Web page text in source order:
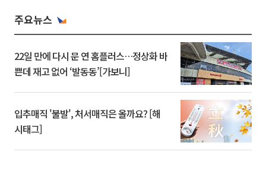
주요뉴스
22일 만에 다시 문 연 홈플러스…정상화 바
쁜데 재고 없어 ‘발동동’[가보니]
입추매직 '불발', 처서매직은 올까요? [해
시태그]